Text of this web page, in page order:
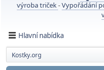
výroba triček-Vypořádání
Hlavní nabídka
Kostky.org